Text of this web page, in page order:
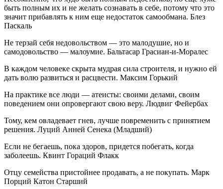
быть полным их и не желать сознавать в себе, потому что это
значит прибавлять к ним еще недостаток самообмана. Блез
Паскаль
Не терзай себя недовольством — это малодушие, но и
самодовольство — малоумие. Бальтасар Грасиан-и-Моралес
В каждом человеке скрыта мудрая сила строителя, и нужно ей
дать волю развиться и расцвести. Максим Горький
На практике все люди — атеисты: своими делами, своим
поведением они опровергают свою веру. Людвиг Фейербах
Тому, кем овладевает гнев, лучше повременить с принятием
решения. Луций Анней Сенека (Младший)
Если не бегаешь, пока здоров, придется побегать, когда
заболеешь. Квинт Гораций Флакк
Отцу семейства пристойнее продавать, а не покупать. Марк
Порций Катон Старший